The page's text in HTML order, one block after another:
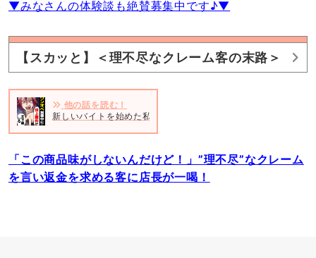
▼みなさんの体験談も絶賛募集中です♪▼
【スカッと】＜理不尽なクレーム客の末路＞
他の話を読む！
新しいバイトを始めた私。だんだん仕事に慣れるも、“思わぬ
「この商品味がしないんだけど！」”理不尽”なクレーム
を言い返金を求める客に店長が一喝！